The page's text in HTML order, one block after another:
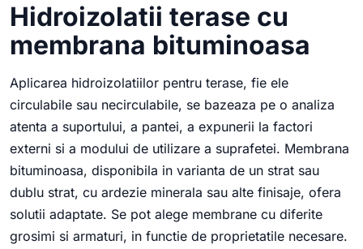
Hidroizolatii terase cu
membrana bituminoasa
Aplicarea hidroizolatiilor pentru terase, fie ele
circulabile sau necirculabile, se bazeaza pe o analiza
atenta a suportului, a pantei, a expunerii la factori
externi si a modului de utilizare a suprafetei. Membrana
bituminoasa, disponibila in varianta de un strat sau
dublu strat, cu ardezie minerala sau alte finisaje, ofera
solutii adaptate. Se pot alege membrane cu diferite
grosimi si armaturi, in functie de proprietatile necesare.